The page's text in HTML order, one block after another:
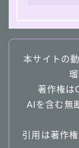
本サイトの
著作権は
AIを含む無
引用は著作